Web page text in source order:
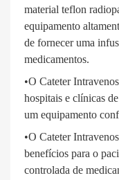
material teflon
equipamento
de fornecer uma
medicamentos.
•O Cateter
hospitais e clínicas
um equipamento
•O Cateter
benefícios para o
controlada de